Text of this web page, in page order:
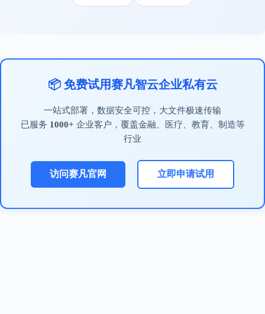
📦 免费试用赛凡智云企业私有云
一站式部署，数据安全可控，大文件极速传输
已服务 1000+ 企业客户，覆盖金融、医疗、教育、制造等
行业
访问赛凡官网 立即申请试用